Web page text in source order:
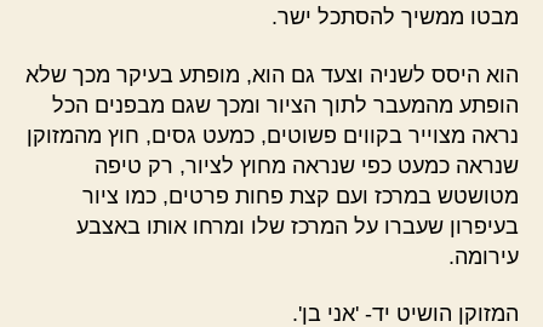
מבטו ממשיך להסתכל ישר.
הוא היסס לשניה וצעד גם הוא, מופתע בעיקר מכך שלא
הופתע מהמעבר לתוך הציור ומכך שגם מבפנים הכל
נראה מצוייר בקווים פשוטים, כמעט גסים, חוץ מהמזוקן
שנראה כמעט כפי שנראה מחוץ לציור, רק טיפה
מטושטש במרכז ועם קצת פחות פרטים, כמו ציור
בעיפרון שעברו על המרכז שלו ומרחו אותו באצבע
עירומה.
המזוקן הושיט יד- 'אני בן'.